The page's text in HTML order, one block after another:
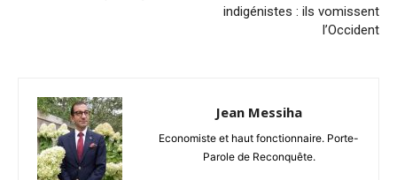
indigénistes : ils vomissent
l’Occident
Jean Messiha
Economiste et haut fonctionnaire. Porte-
Parole de Reconquête.